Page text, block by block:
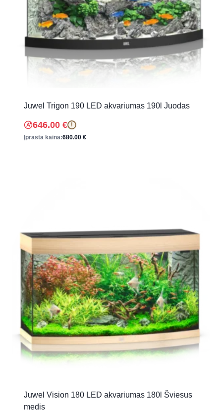
Juwel Trigon 190 LED akvariumas 190l Juodas
646.00 € !
Įprasta kaina:680.00 €
Juwel Vision 180 LED akvariumas 180l Šviesus
medis